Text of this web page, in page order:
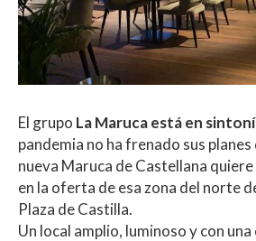
El grupo La Maruca está en
pandemia no ha frenado sus planes
nueva Maruca de Castellana
en la oferta de esa zona del norte
Plaza de Castilla.
Un local amplio, luminoso y con